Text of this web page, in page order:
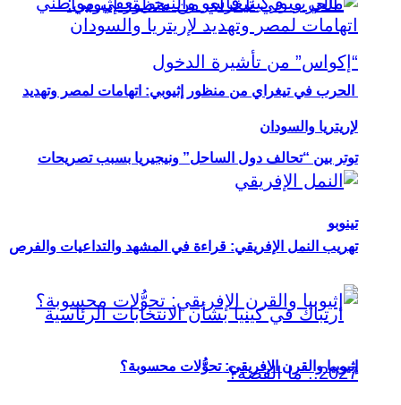
توتر بين “تحالف دول الساحل” ونيجيريا بسبب تصريحات
تينوبو
الحرب في تيغراي من منظور إثيوبي: اتهامات لمصر وتهديد
لإريتريا والسودان
تهريب النمل الإفريقي: قراءة في المشهد والتداعيات والفرص
إثيوبيا والقرن الإفريقي: تحوُّلات محسوبة؟